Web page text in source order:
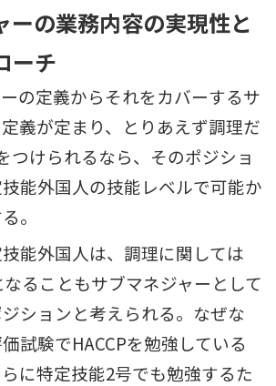
ーの業務内容の実現性と
ーチ
の定義からそれをカバーするサ
義が定まり、とりあえず調理だ
つけられるなら、そのポジショ
能外国人の技能レベルで可能か
。
能外国人は、調理に関しては
なることもサブマネジャーとして
ションと考えられる。なぜな
試験でHACCPを勉強している
に特定技能2号でも勉強するた